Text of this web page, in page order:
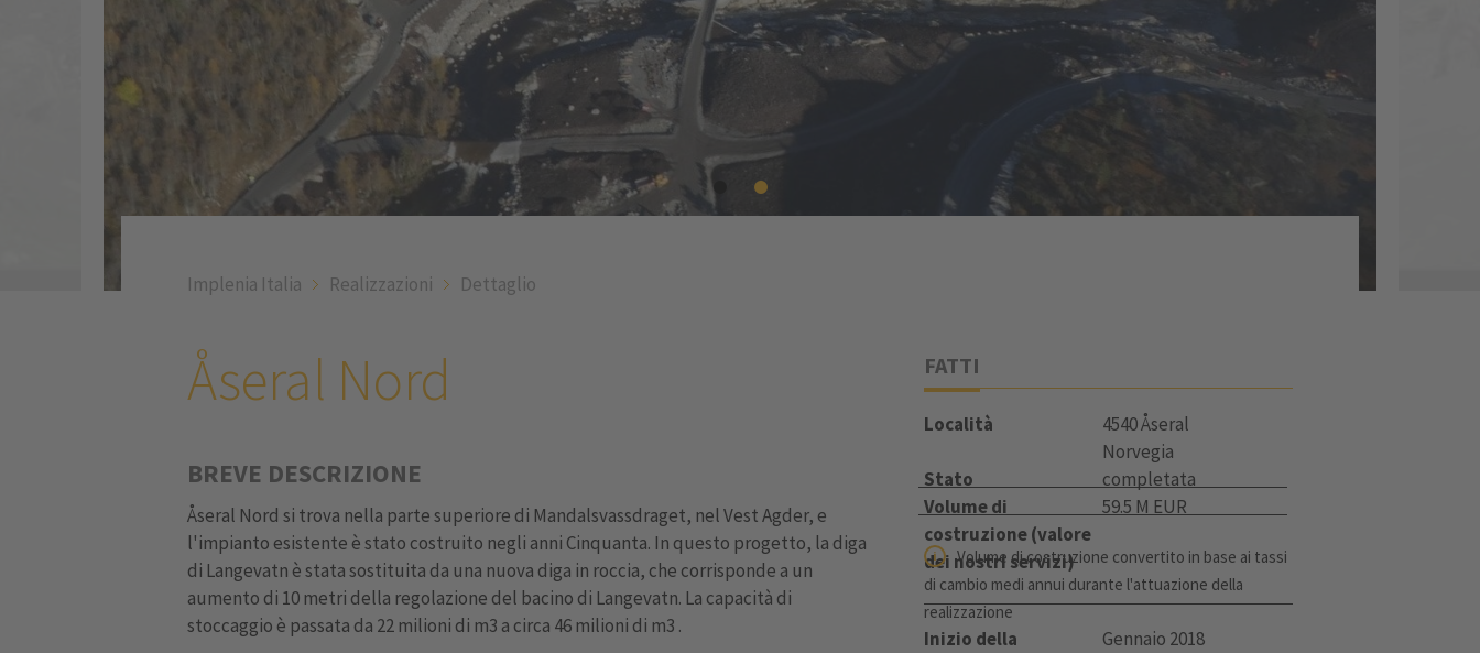
Implenia Italia Realizzazioni Dettaglio
Åseral Nord
BREVE DESCRIZIONE
Åseral Nord si trova nella parte superiore di Mandalsvassdraget, nel Vest Agder, e
l'impianto esistente è stato costruito negli anni Cinquanta. In questo progetto, la diga
di Langevatn è stata sostituita da una nuova diga in roccia, che corrisponde a un
aumento di 10 metri della regolazione del bacino di Langevatn. La capacità di
stoccaggio è passata da 22 milioni di m3 a circa 46 milioni di m3 .
FATTI
Località
4540 Åseral
Norvegia
Stato
completata
Volume di
costruzione (valore
dei nostri servizi)
59.5 M EUR
Volume di costruzione convertito in base ai tassi
di cambio medi annui durante l'attuazione della
realizzazione
Inizio della
Gennaio 2018